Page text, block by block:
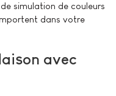
simulation de couleurs
dans votre
avec